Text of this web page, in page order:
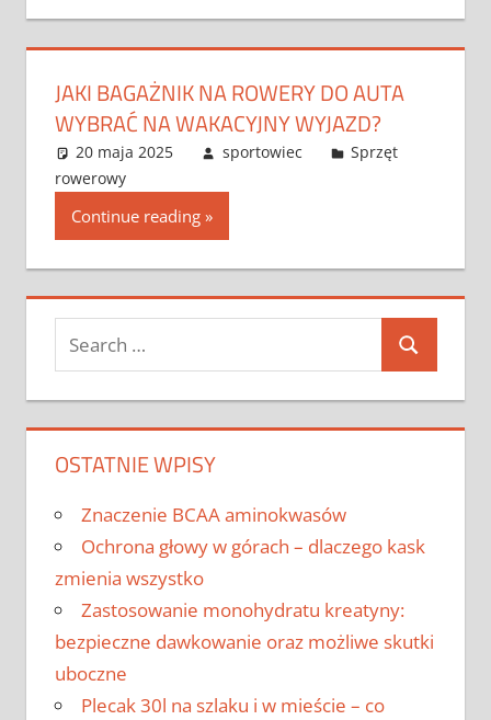
JAKI BAGAŻNIK NA ROWERY DO AUTA
WYBRAĆ NA WAKACYJNY WYJAZD?
20 maja 2025 sportowiec
Sprzęt
rowerowy
Continue reading
Search
for:
Search
OSTATNIE WPISY
Znaczenie BCAA aminokwasów
Ochrona głowy w górach – dlaczego kask
zmienia wszystko
Zastosowanie monohydratu kreatyny:
bezpieczne dawkowanie oraz możliwe skutki
uboczne
Plecak 30l na szlaku i w mieście – co